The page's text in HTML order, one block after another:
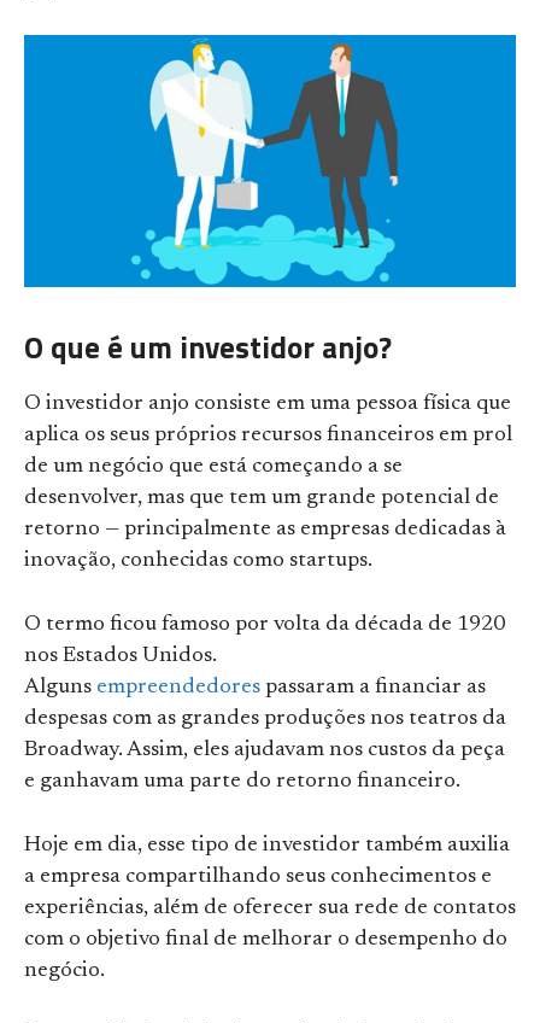
O que é um investidor anjo?
O investidor anjo consiste em uma pessoa física que
aplica os seus próprios recursos financeiros em prol
de um negócio que está começando a se
desenvolver, mas que tem um grande potencial de
retorno — principalmente as empresas dedicadas à
inovação, conhecidas como startups.
O termo ficou famoso por volta da década de 1920
nos Estados Unidos.
Alguns empreendedores passaram a financiar as
despesas com as grandes produções nos teatros da
Broadway. Assim, eles ajudavam nos custos da peça
e ganhavam uma parte do retorno financeiro.
Hoje em dia, esse tipo de investidor também auxilia
a empresa compartilhando seus conhecimentos e
experiências, além de oferecer sua rede de contatos
com o objetivo final de melhorar o desempenho do
negócio.